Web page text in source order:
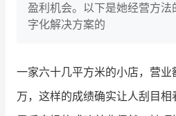
产品更新动态
盈利机会。以下是她经营方
字化解决方案的
一家六十几平方米的小店，营
万，这样的成绩确实让人刮目